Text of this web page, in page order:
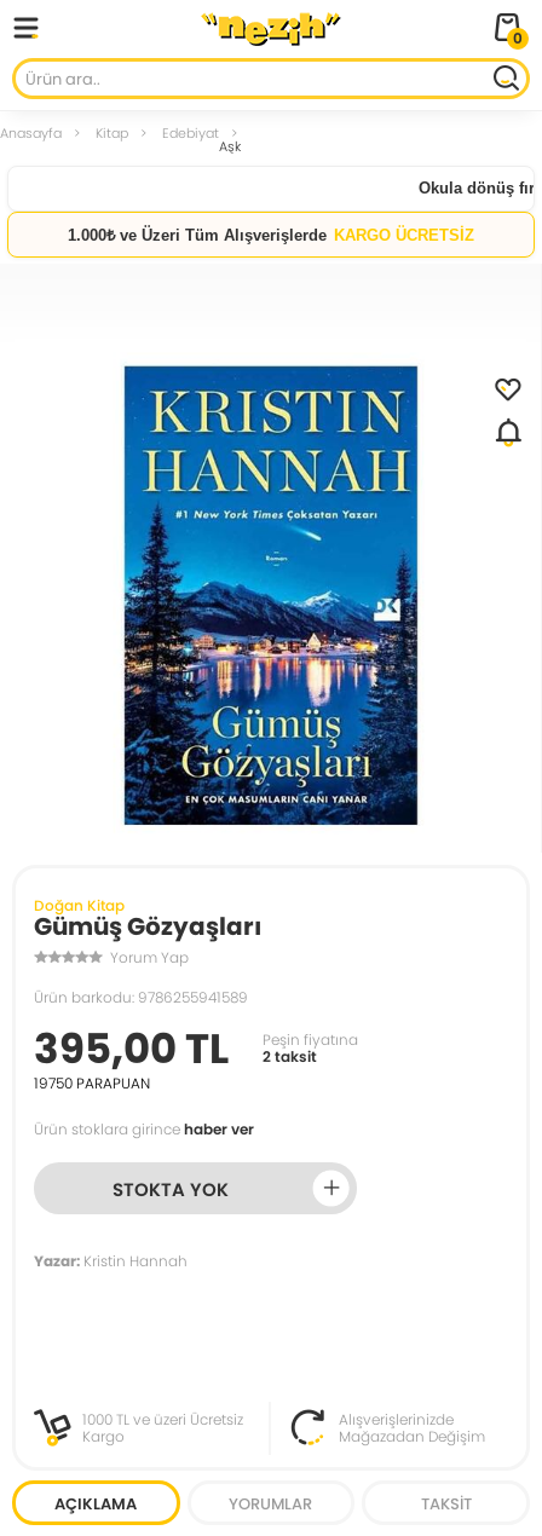
0
Anasayfa Kitap Edebiyat
Aşk
Okula dönüş
1.000₺ ve Üzeri Tüm Alışverişlerde KARGO ÜCRETSİZ
Doğan Kitap
Gümüş Gözyaşları
Yorum Yap
Ürün barkodu: 9786255941589
395,00 TL
Peşin fiyatına
2 taksit
19750 PARAPUAN
Ürün stoklara girincehaber ver
STOKTA YOK
Yazar: Kristin Hannah
1000 TL ve üzeri Ücretsiz
Kargo
Alışverişlerinizde
Mağazadan Değişim
AÇIKLAMA YORUMLAR TAKSIT